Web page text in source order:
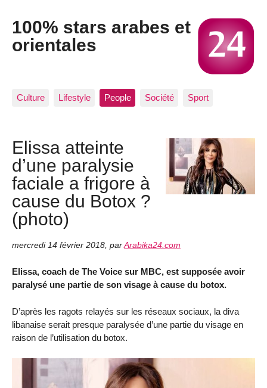
100% stars arabes et
orientales
Culture Lifestyle People Société Sport
Elissa atteinte
d’une para­ly­sie
faciale a frigore à
cause du Botox ?
(photo)
mercredi 14 février 2018, parArabika24.com
Elissa, coach de The Voice sur MBC, est supposée avoir
paralysé une partie de son visage à cause du botox.
D’après les ragots relayés sur les réseaux sociaux, la diva
libanaise serait presque paralysée d’une partie du visage en
raison de l’utilisation du botox.